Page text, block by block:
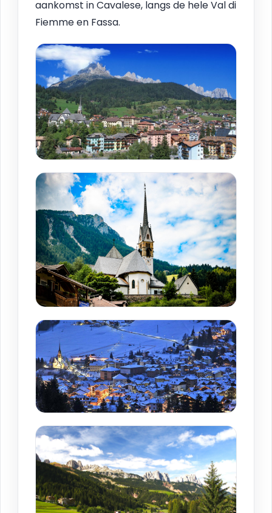
aankomst in Cavalese, langs de hele Val di
Fiemme en Fassa.